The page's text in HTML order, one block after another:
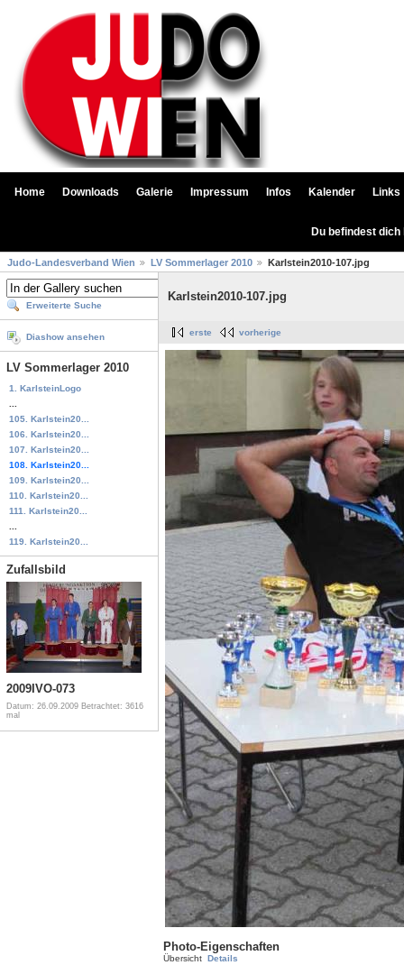
Home Downloads Galerie Impressum Infos Kalender Links
Du befindest
Judo-Landesverband Wien LV Sommerlager 2010 Karlstein2010-107.jpg
Erweiterte Suche
Diashow ansehen
LV Sommerlager 2010
1. KarlsteinLogo
105. Karlstein20...
106. Karlstein20...
107. Karlstein20...
108. Karlstein20...
109. Karlstein20...
110. Karlstein20...
111. Karlstein20...
119. Karlstein20...
Zufallsbild
2009IVO-073
Datum: 26.09.2009 Betrachtet: 3616
mal
Karlstein2010-107.jpg
erste vorherige
Photo-Eigenschaften
Übersicht Details